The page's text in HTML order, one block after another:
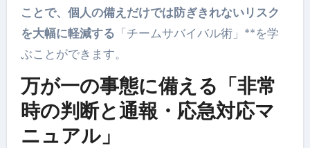
ことで、個人の備えだけでは防ぎきれないリスク
を大幅に軽減する 「チームサバイバル術」**を学
ぶことができます。
万が一の事態に備える「非常
時の判断と通報・応急対応マ
ニュアル」